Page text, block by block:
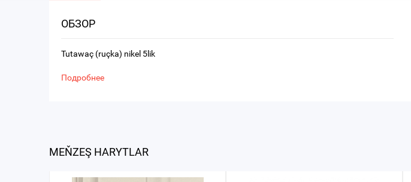
ОБЗОР
Tutawaç (ruçka) nikel 5lik
Подробнее
MEŇZEŞ HARYTLAR